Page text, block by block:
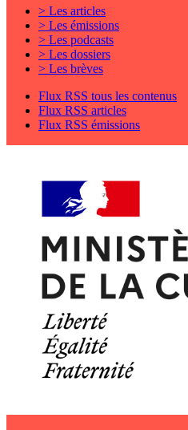
> Les articles
> Les émissions
> Les podcasts
> Les dossiers
> Les brèves
Flux RSS tous les contenus
Flux RSS articles
Flux RSS émissions